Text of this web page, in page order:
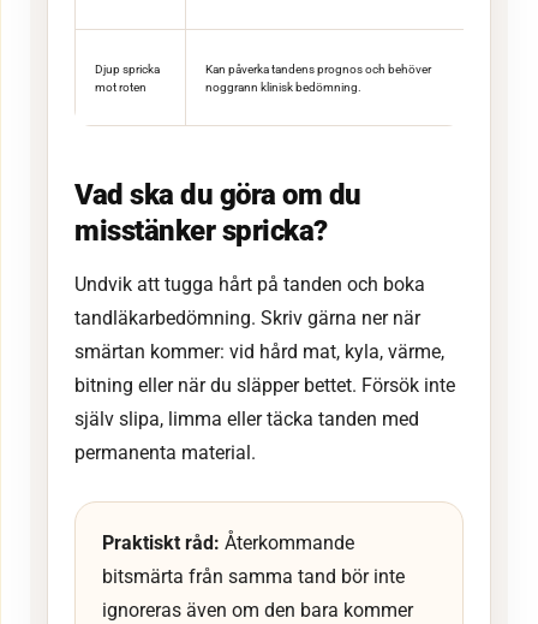
Djup spricka
mot roten
Kan påverka tandens prognos och behöver
noggrann klinisk bedömning.
Vad ska du göra om du
misstänker spricka?
Undvik att tugga hårt på tanden och boka
tandläkarbedömning. Skriv gärna ner när
smärtan kommer: vid hård mat, kyla, värme,
bitning eller när du släpper bettet. Försök inte
själv slipa, limma eller täcka tanden med
permanenta material.
Praktiskt råd: Återkommande
bitsmärta från samma tand bör inte
ignoreras även om den bara kommer